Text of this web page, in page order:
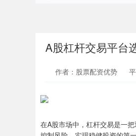
A股杠杆交易平台
作者：股票配资优势
在A股市场中，杠杆交易是一